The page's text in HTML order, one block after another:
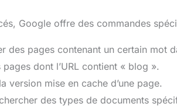
Google offre des commandes
des pages contenant un certain mot
dont l’URL contient « blog ».
version mise en cache d’une page.
des types de documents